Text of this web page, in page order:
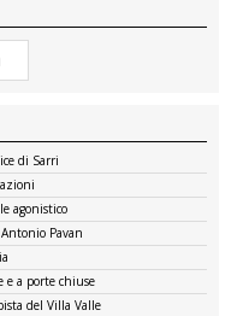
di Sarri
agonistico
Pavan
e a porte chiuse
del Villa Valle